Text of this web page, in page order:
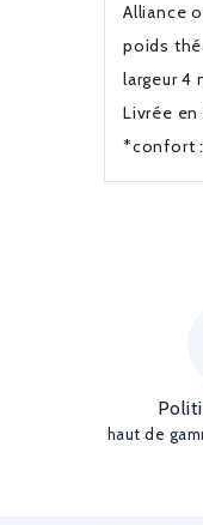
Alliance
poids
largeur 4
Livrée
*confort
haut de